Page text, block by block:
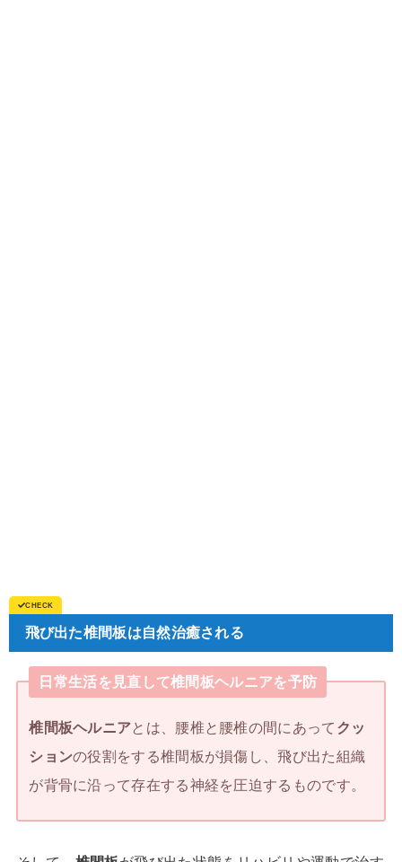
飛び出た椎間板は自然治癒される
日常生活を見直して椎間板ヘルニアを予防
椎間板ヘルニアとは、腰椎と腰椎の間にあって クッ
ションの役割をする椎間板が損傷し、飛び出た組織
が背骨に沿って存在する神経を圧迫するものです。